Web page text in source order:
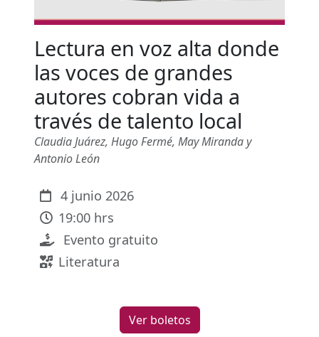
Lectura en voz alta donde
las voces de grandes
autores cobran vida a
través de talento local
Claudia Juárez, Hugo Fermé, May Miranda y
Antonio León
4 junio 2026
19:00 hrs
Evento gratuito
Literatura
Ver boletos